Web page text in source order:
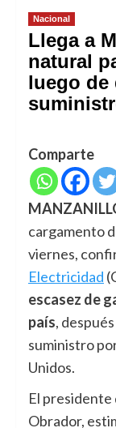
Nacional
Llega a
natural
luego de
Comparte
cargamento
viernes,
Electricidad
escasez de
país,
suministro
Unidos.
El
Obrador,